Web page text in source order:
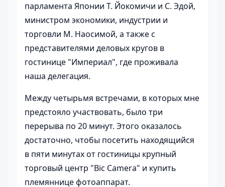
парламента Японии Т. Йокомичи и С. Эдой,
министром экономики, индустрии и
торговли М. Наосимой, а также с
представителями деловых кругов в
гостинице "Империал", где проживала
наша делегация.
Между четырьмя встречами, в которых мне
предстояло участвовать, было три
перерыва по 20 минут. Этого оказалось
достаточно, чтобы посетить находящийся
в пяти минутах от гостиницы крупный
торговый центр "Bic Camera" и купить
племяннице фотоаппарат.